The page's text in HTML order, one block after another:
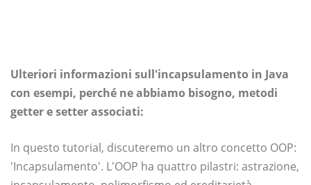
Ulteriori informazioni sull'incapsulamento in Java
con esempi, perché ne abbiamo bisogno, metodi
getter e setter associati:
In questo tutorial, discuteremo un altro concetto OOP:
'Incapsulamento'. L'OOP ha quattro pilastri: astrazione,